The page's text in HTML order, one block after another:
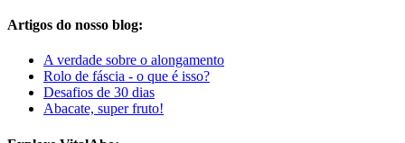
Artigos do nosso blog:
A verdade sobre o alongamento
Rolo de fáscia - o que é isso?
Desafios de 30 dias
Abacate, super fruto!